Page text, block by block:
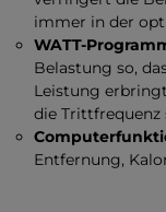
immer in der
WATT-
Belastung so,
Leistung
die Trittfrequenz
Entfernung,